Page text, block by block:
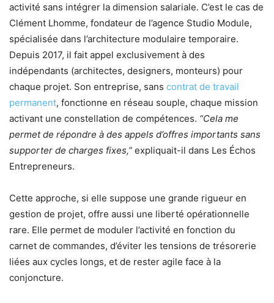
activité sans intégrer la dimension salariale. C’est le cas de
Clément Lhomme, fondateur de l’agence Studio Module,
spécialisée dans l’architecture modulaire temporaire.
Depuis 2017, il fait appel exclusivement à des
indépendants (architectes, designers, monteurs) pour
chaque projet. Son entreprise, sans contrat de travail
permanent, fonctionne en réseau souple, chaque mission
activant une constellation de compétences. “Cela me
permet de répondre à des appels d’offres importants sans
supporter de charges fixes,” expliquait-il dans Les Échos
Entrepreneurs.
Cette approche, si elle suppose une grande rigueur en
gestion de projet, offre aussi une liberté opérationnelle
rare. Elle permet de moduler l’activité en fonction du
carnet de commandes, d’éviter les tensions de trésorerie
liées aux cycles longs, et de rester agile face à la
conjoncture.